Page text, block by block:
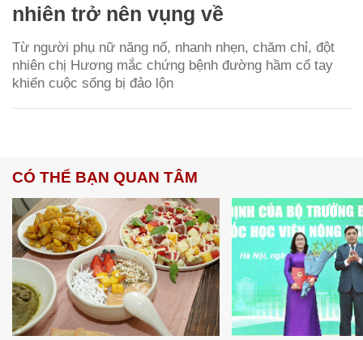
nhiên trở nên vụng về
Từ người phụ nữ năng nổ, nhanh nhẹn, chăm chỉ, đột
nhiên chị Hương mắc chứng bệnh đường hầm cổ tay
khiến cuộc sống bị đảo lộn
CÓ THỂ BẠN QUAN TÂM